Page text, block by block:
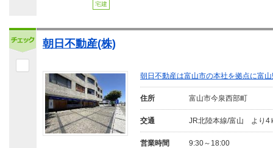
宅建
朝日不動産(株)
朝日不動産は富山市の本社を拠点に富
住所 富山市今泉西部町
交通 JR北陸本線/富山 より4
営業時間 9:30～18:00